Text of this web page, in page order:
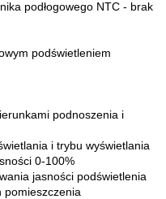
podłogowego NTC - brak
podświetleniem
podnoszenia i
i trybu wyświetlania
0-100%
jasności podświetlenia
pomieszczenia